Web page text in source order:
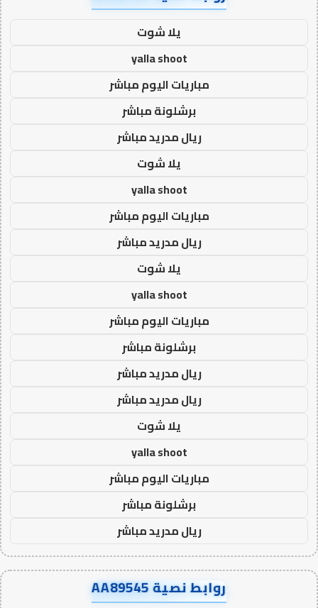
يلا شوت
yalla shoot
مباريات اليوم مباشر
برشلونة مباشر
ريال مدريد مباشر
يلا شوت
yalla shoot
مباريات اليوم مباشر
ريال مدريد مباشر
يلا شوت
yalla shoot
مباريات اليوم مباشر
برشلونة مباشر
ريال مدريد مباشر
ريال مدريد مباشر
يلا شوت
yalla shoot
مباريات اليوم مباشر
برشلونة مباشر
ريال مدريد مباشر
روابط نصية AA89545